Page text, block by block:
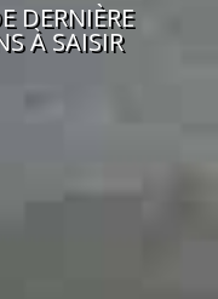
DERNIÈRE
À SAISIR